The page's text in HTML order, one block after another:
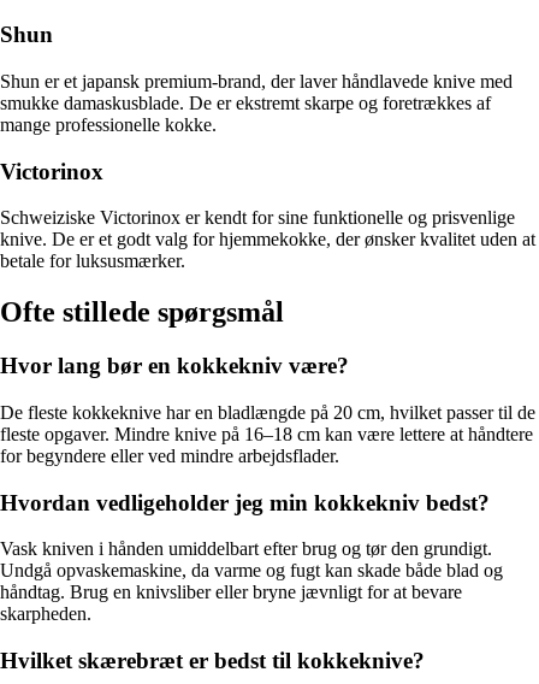
Shun
Shun er et japansk premium-brand, der laver håndlavede knive med
smukke damaskusblade. De er ekstremt skarpe og foretrækkes af
mange professionelle kokke.
Victorinox
Schweiziske Victorinox er kendt for sine funktionelle og prisvenlige
knive. De er et godt valg for hjemmekokke, der ønsker kvalitet uden at
betale for luksusmærker.
Ofte stillede spørgsmål
Hvor lang bør en kokkekniv være?
De fleste kokkeknive har en bladlængde på 20 cm, hvilket passer til de
fleste opgaver. Mindre knive på 16–18 cm kan være lettere at håndtere
for begyndere eller ved mindre arbejdsflader.
Hvordan vedligeholder jeg min kokkekniv bedst?
Vask kniven i hånden umiddelbart efter brug og tør den grundigt.
Undgå opvaskemaskine, da varme og fugt kan skade både blad og
håndtag. Brug en knivsliber eller bryne jævnligt for at bevare
skarpheden.
Hvilket skærebræt er bedst til kokkeknive?